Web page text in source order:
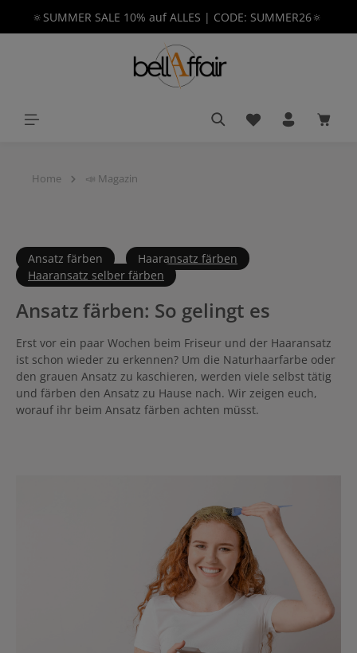
springen
🔅SUMMER SALE 10% auf ALLES | CODE: SUMMER26🔅
Du hast 0
Home 📣 Magazin
Ansatz färben
Haaransatz färben
Haaransatz selber färben
Ansatz färben: So gelingt es
Erst vor ein paar Wochen beim Friseur und der Haaransatz
ist schon wieder zu erkennen? Um die Naturhaarfarbe oder
den grauen Ansatz zu kaschieren, werden viele selbst tätig
und färben den Ansatz zu Hause nach. Wir zeigen euch,
worauf ihr beim Ansatz färben achten müsst.